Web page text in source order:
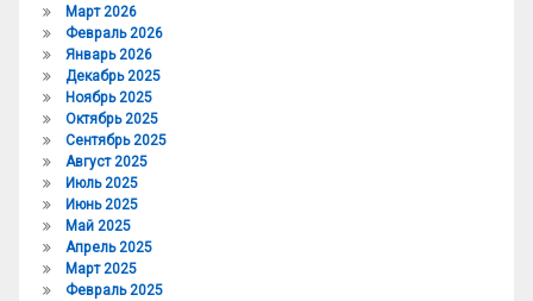
Март 2026
Февраль 2026
Январь 2026
Декабрь 2025
Ноябрь 2025
Октябрь 2025
Сентябрь 2025
Август 2025
Июль 2025
Июнь 2025
Май 2025
Апрель 2025
Март 2025
Февраль 2025